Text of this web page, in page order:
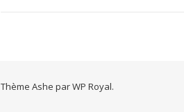
Thème Ashe parWP Royal.